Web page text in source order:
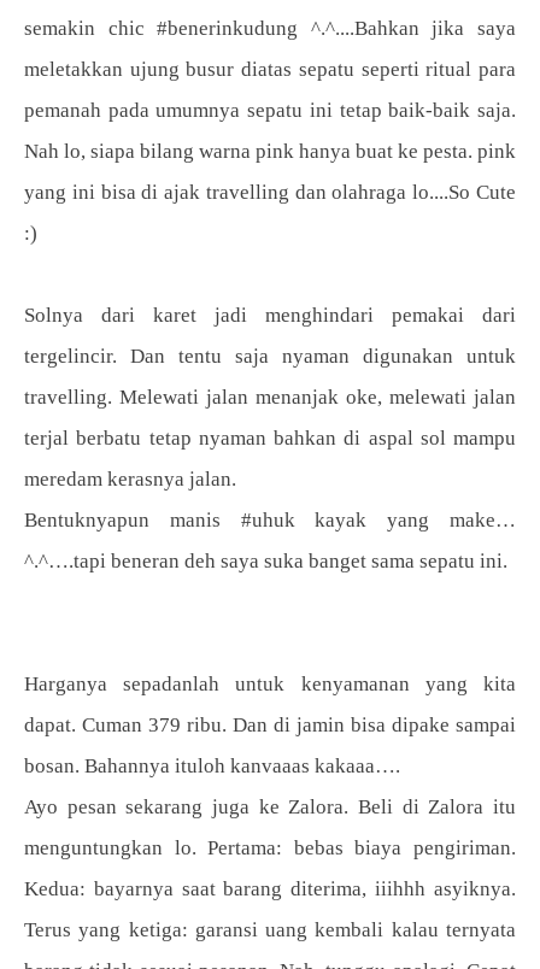
semakin chic #benerinkudung ^.^....Bahkan jika saya
meletakkan ujung busur diatas sepatu seperti ritual para
pemanah pada umumnya sepatu ini tetap baik-baik saja.
Nah lo, siapa bilang warna pink hanya buat ke pesta. pink
yang ini bisa di ajak travelling dan olahraga lo....So Cute
:)
Solnya dari karet jadi menghindari pemakai dari
tergelincir. Dan tentu saja nyaman digunakan untuk
travelling. Melewati jalan menanjak oke, melewati jalan
terjal berbatu tetap nyaman bahkan di aspal sol mampu
meredam kerasnya jalan.
Bentuknyapun manis #uhuk kayak yang make…
^.^….tapi beneran deh saya suka banget sama sepatu ini.
Harganya sepadanlah untuk kenyamanan yang kita
dapat. Cuman 379 ribu. Dan di jamin bisa dipake sampai
bosan. Bahannya ituloh kanvaaas kakaaa….
Ayo pesan sekarang juga ke Zalora. Beli di Zalora itu
menguntungkan lo. Pertama: bebas biaya pengiriman.
Kedua: bayarnya saat barang diterima, iiihhh asyiknya.
Terus yang ketiga: garansi uang kembali kalau ternyata